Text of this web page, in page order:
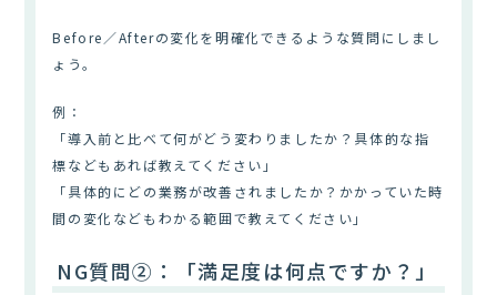
Before／Afterの変化を明確化できるような質問にしまし
ょう。
例：
「導入前と比べて何がどう変わりましたか？具体的な指
標などもあれば教えてください」
「具体的にどの業務が改善されましたか？かかっていた時
間の変化などもわかる範囲で教えてください」
NG質問②：「満足度は何点ですか？」